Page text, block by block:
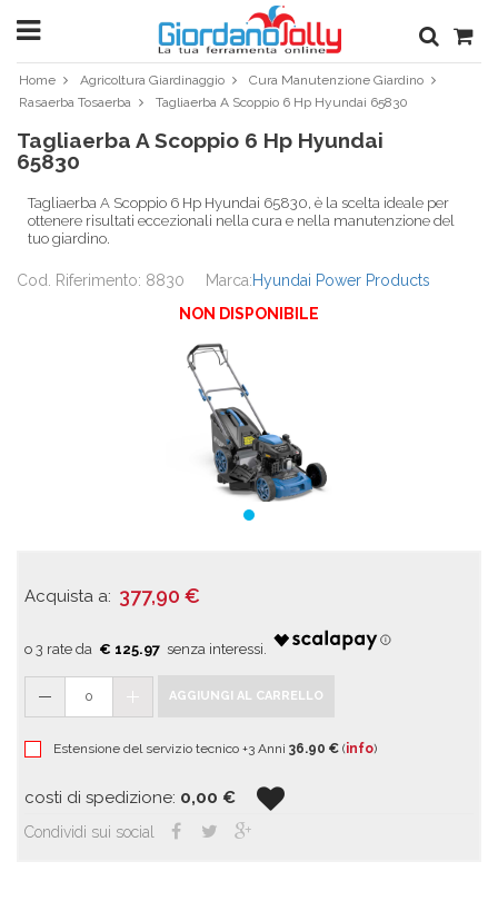
Home Agricoltura Giardinaggio
Cura Manutenzione Giardino
Rasaerba Tosaerba
Tagliaerba A Scoppio 6 Hp Hyundai 65830
Tagliaerba A Scoppio 6 Hp Hyundai
65830
Tagliaerba A Scoppio 6 Hp Hyundai 65830, è la scelta ideale per
ottenere risultati eccezionali nella cura e nella manutenzione del
tuo giardino.
Cod. Riferimento: 8830 Marca:Hyundai Power Products
NON DISPONIBILE
Acquista a: 377,90 €
€ 125.97
0 AGGIUNGI AL CARRELLO
Estensione del servizio tecnico +3 Anni 36.90 € (info)
costi di spedizione: 0,00 €
Condividi sui social